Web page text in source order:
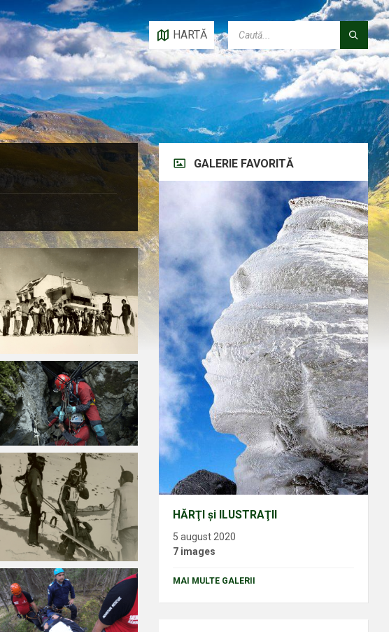
HARTĂ
GALERIE FAVORITĂ
HĂRŢI şi ILUSTRAŢII
5 august 2020
7 images
MAI MULTE GALERII